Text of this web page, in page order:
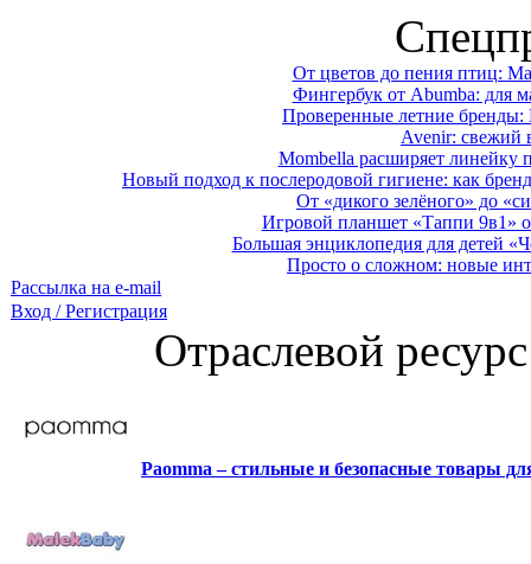
От цветов до пения птиц:
Фингербук от Abumba: для
Проверенные летние
Avenir: свежий
Mombella расширяет линейку
Новый подход к послеродовой гигиене: как
От «дикого зелёного» до
Игровой планшет «Таппи 9в1»
Большая энциклопедия для детей
Просто о сложном: новые
Рассылка на e-mail
Вход / Регистрация
Отраслевой
Paomma – стильные и безопасные товары